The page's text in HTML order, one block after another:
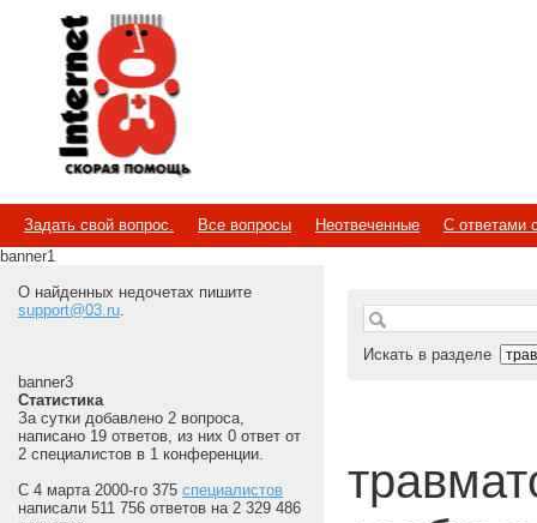
Internet
Скорая помощь
Задать свой вопрос. Все вопросы Неотвеченные
С ответами
banner1
О найденных недочетах пишите
support@03.ru.
banner3
Статистика
За сутки добавлено 2 вопроса,
написано 19 ответов, из них 0 ответ от
2 специалистов в 1 конференции.
С 4 марта 2000-го 375 специалистов
написали 511 756 ответов на 2 329 486
Искать в разделе